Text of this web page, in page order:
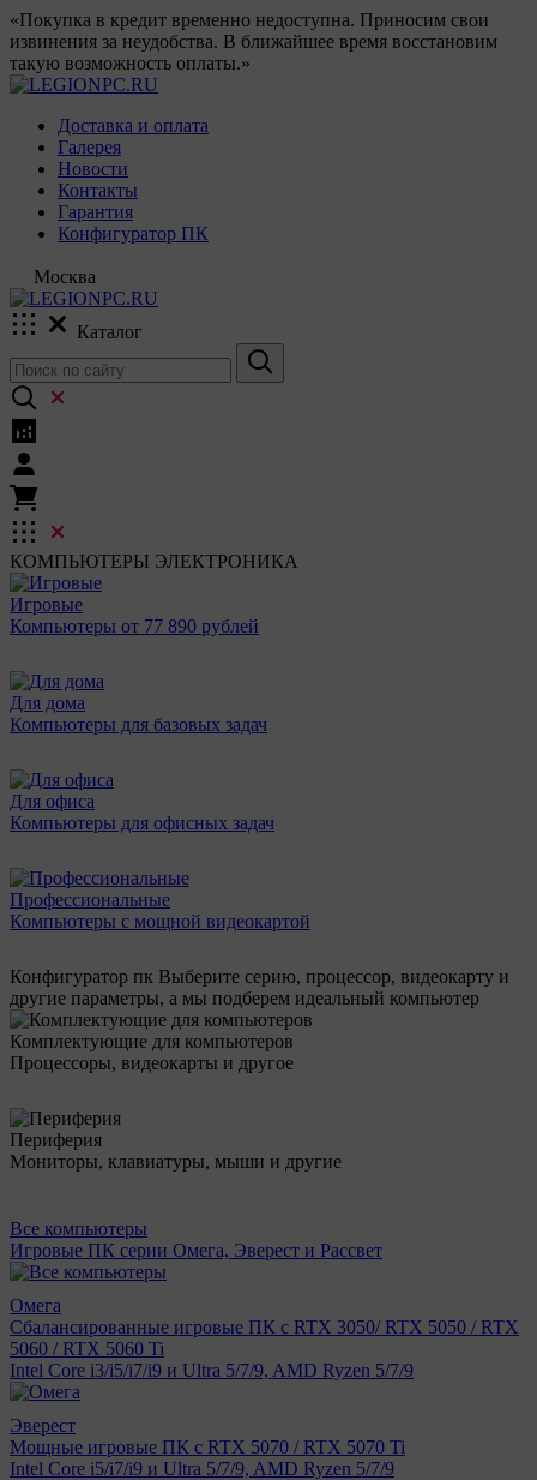
«Покупка в кредит временно недоступна. Приносим свои
извинения за неудобства. В ближайшее время восстановим
такую возможность оплаты.»
Доставка и оплата
Галерея
Новости
Контакты
Гарантия
Конфигуратор ПК
Москва
Каталог
КОМПЬЮТЕРЫ ЭЛЕКТРОНИКА
Игровые
Компьютеры от 77 890 рублей
Для дома
Компьютеры для базовых задач
Для офиса
Компьютеры для офисных задач
Профессиональные
Компьютеры с мощной видеокартой
Конфигуратор пк Выберите серию, процессор, видеокарту и
другие параметры, а мы подберем идеальный компьютер
Комплектующие для компьютеров
Процессоры, видеокарты и другое
Периферия
Мониторы, клавиатуры, мыши и другие
Все компьютеры
Игровые ПК серии Омега, Эверест и Рассвет
Омега
Сбалансированные игровые ПК с RTX 3050/ RTX 5050 / RTX
5060 / RTX 5060 Ti
Intel Core i3/i5/i7/i9 и Ultra 5/7/9, AMD Ryzen 5/7/9
Эверест
Мощные игровые ПК с RTX 5070 / RTX 5070 Ti
Intel Core i5/i7/i9 и Ultra 5/7/9, AMD Ryzen 5/7/9